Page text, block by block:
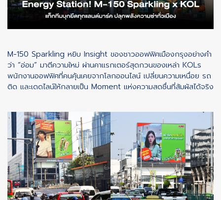
M-150 Sparkling หยิบ Insight ของชาวออฟฟิศเมืองกรุงอย่างคำ
ว่า “อ่อม” มาตีความใหม่ ผ่านคาแรกเตอร์สุดกวนของเหล่า KOLs
พนักงานออฟฟิศที่คนคุ้นเคยจากโลกออนไลน์ เปลี่ยนความเหนื่อย รถ
ติด และเดดไลน์ให้กลายเป็น Moment แห่งความสดชื่นที่สัมผัสได้จริง